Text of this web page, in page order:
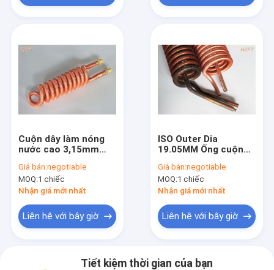
Cuộn dây làm nóng
nước cao 3,15mm
máy bơm nước trong
hồ bơi / spa
Giá bán:negotiable
MOQ:1 chiếc
Nhận giá mới nhất
Liên hệ với bây giờ
ISO Outer Dia
19.05MM Ống cuộn
đồng Niken
Giá bán:negotiable
MOQ:1 chiếc
Nhận giá mới nhất
Liên hệ với bây giờ
Tiết kiệm thời gian của bạn